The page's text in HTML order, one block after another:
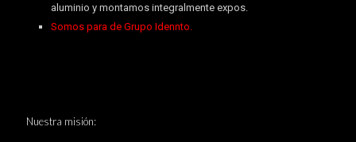
aluminio y montamos integralmente expos.
Somos para de Grupo Idennto.
Nuestra misión: